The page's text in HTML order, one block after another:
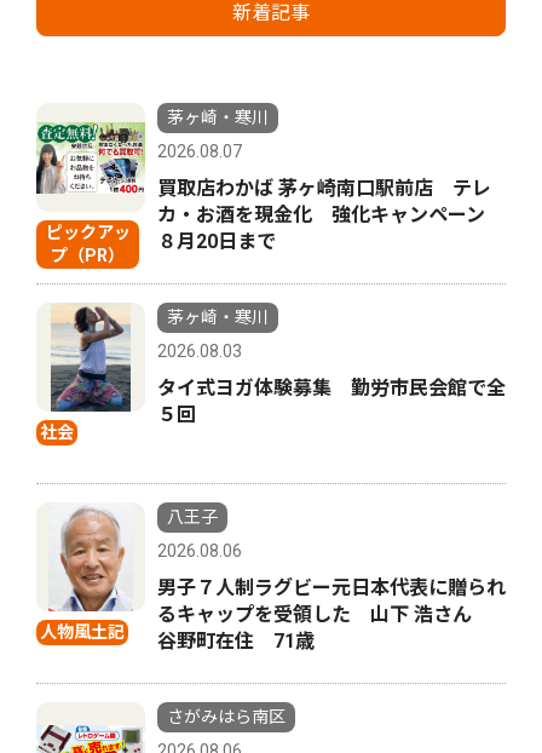
新着記事
ピックアッ
プ（PR）
茅ヶ崎・寒川
2026.08.07
買取店わかば 茅ヶ崎南口駅前店 テレ
カ・お酒を現金化 強化キャンペーン
８月20日まで
社会
茅ヶ崎・寒川
2026.08.03
タイ式ヨガ体験募集 勤労市民会館で全
５回
人物風土記
八王子
2026.08.06
男子７人制ラグビー元日本代表に贈られ
るキャップを受領した 山下 浩さん
谷野町在住 71歳
さがみはら南区